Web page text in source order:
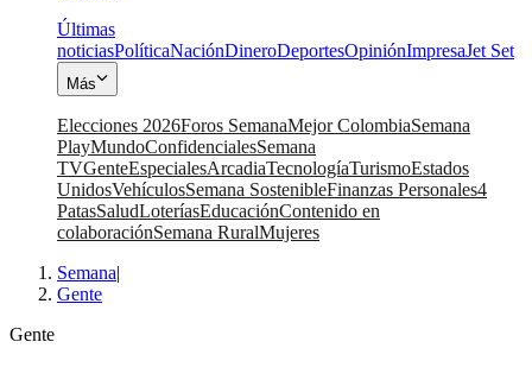
Últimas
noticiasPolíticaNaciónDineroDeportesOpiniónImpresaJet Set
Más
Elecciones 2026Foros SemanaMejor ColombiaSemana
PlayMundoConfidencialesSemana
TVGenteEspecialesArcadiaTecnologíaTurismoEstados
UnidosVehículosSemana SostenibleFinanzas Personales4
PatasSaludLoteríasEducaciónContenido en
colaboraciónSemana RuralMujeres
Semana|
Gente
Gente